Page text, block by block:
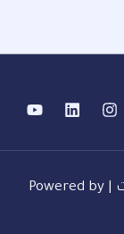
Copyright © 2026 تقني لتقنية المعلومات | Powered by